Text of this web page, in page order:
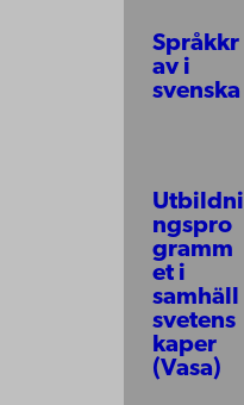
Språkkr
av i
svenska
Utbildni
ngspro
gramm
et i
samhäll
svetens
kaper
(Vasa)